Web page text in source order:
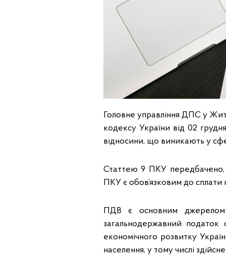
Головне управління ДПС у
кодексу України від 02
відносини, що виникають у
Статтею 9 ПКУ передбачено,
ПКУ є обов’язковим до сплати
ПДВ є основним джерелом
загальнодержавний податок
економічного розвитку
населення, у тому числі